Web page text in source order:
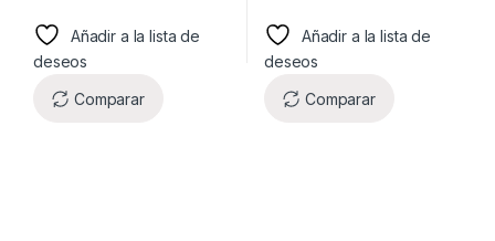
Añadir a la lista de
deseos
Comparar
Añadir a la lista de
deseos
Comparar